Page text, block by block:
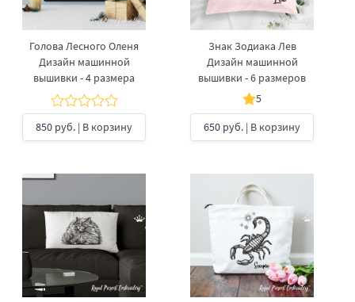
Голова Лесного Оленя
Дизайн машинной
вышивки - 4 размера
850 руб. | В корзину
Знак Зодиака Лев
Дизайн машинной
вышивки - 6 размеров
5
650 руб. | В корзину